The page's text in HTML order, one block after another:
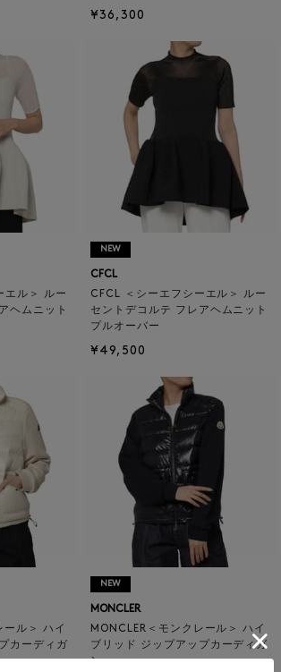
¥36,300
エル＞ ルー
ヘムニット
NEW
CFCL
CFCL ＜シーエフシーエル＞ ルー
セントデコルテ フレアヘムニット
プルオーバー
¥49,500
ール＞ ハイ
カーディガ
NEW
MONCLER
MONCLER＜モンクレール＞ ハイ
ブリッド ジップアップカーディガ
ン